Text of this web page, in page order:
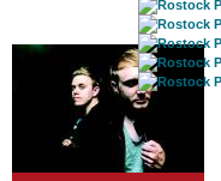
ROSTOCK TAGESTIPP